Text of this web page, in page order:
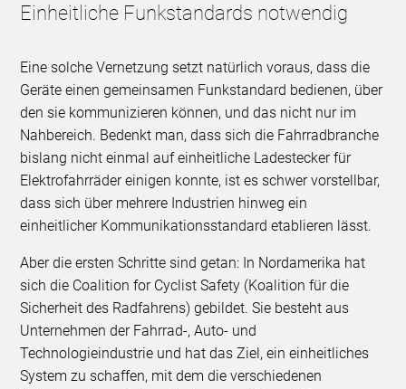
Einheitliche Funkstandards notwendig
Eine solche Vernetzung setzt natürlich voraus, dass die
Geräte einen gemeinsamen Funkstandard bedienen, über
den sie kommunizieren können, und das nicht nur im
Nahbereich. Bedenkt man, dass sich die Fahrradbranche
bislang nicht einmal auf einheitliche Ladestecker für
Elektrofahrräder einigen konnte, ist es schwer vorstellbar,
dass sich über mehrere Industrien hinweg ein
einheitlicher Kommunikationsstandard etablieren lässt.
Aber die ersten Schritte sind getan: In Nordamerika hat
sich die Coalition for Cyclist Safety (Koalition für die
Sicherheit des Radfahrens) gebildet. Sie besteht aus
Unternehmen der Fahrrad-, Auto- und
Technologieindustrie und hat das Ziel, ein einheitliches
System zu schaffen, mit dem die verschiedenen